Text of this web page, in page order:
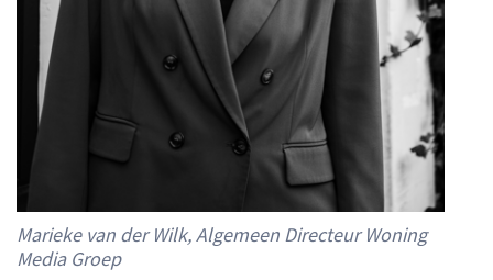
Marieke van der Wilk, Algemeen Directeur Woning
Media Groep